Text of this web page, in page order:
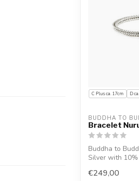
C Plus ca. 17cm D
BUDDHA TO
Bracelet
Buddha to
Silver with
€249,00